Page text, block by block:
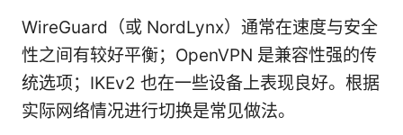
WireGuard（或 NordLynx）通常在速度与安全
性之间有较好平衡；OpenVPN 是兼容性强的传
统选项；IKEv2 也在一些设备上表现良好。根据
实际网络情况进行切换是常见做法。